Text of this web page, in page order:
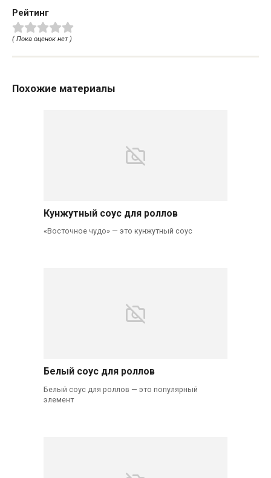
Рейтинг
( Пока оценок нет )
Похожие материалы
Кунжутный соус для роллов
«Восточное чудо» — это кунжутный соус
Белый соус для роллов
Белый соус для роллов — это популярный
элемент